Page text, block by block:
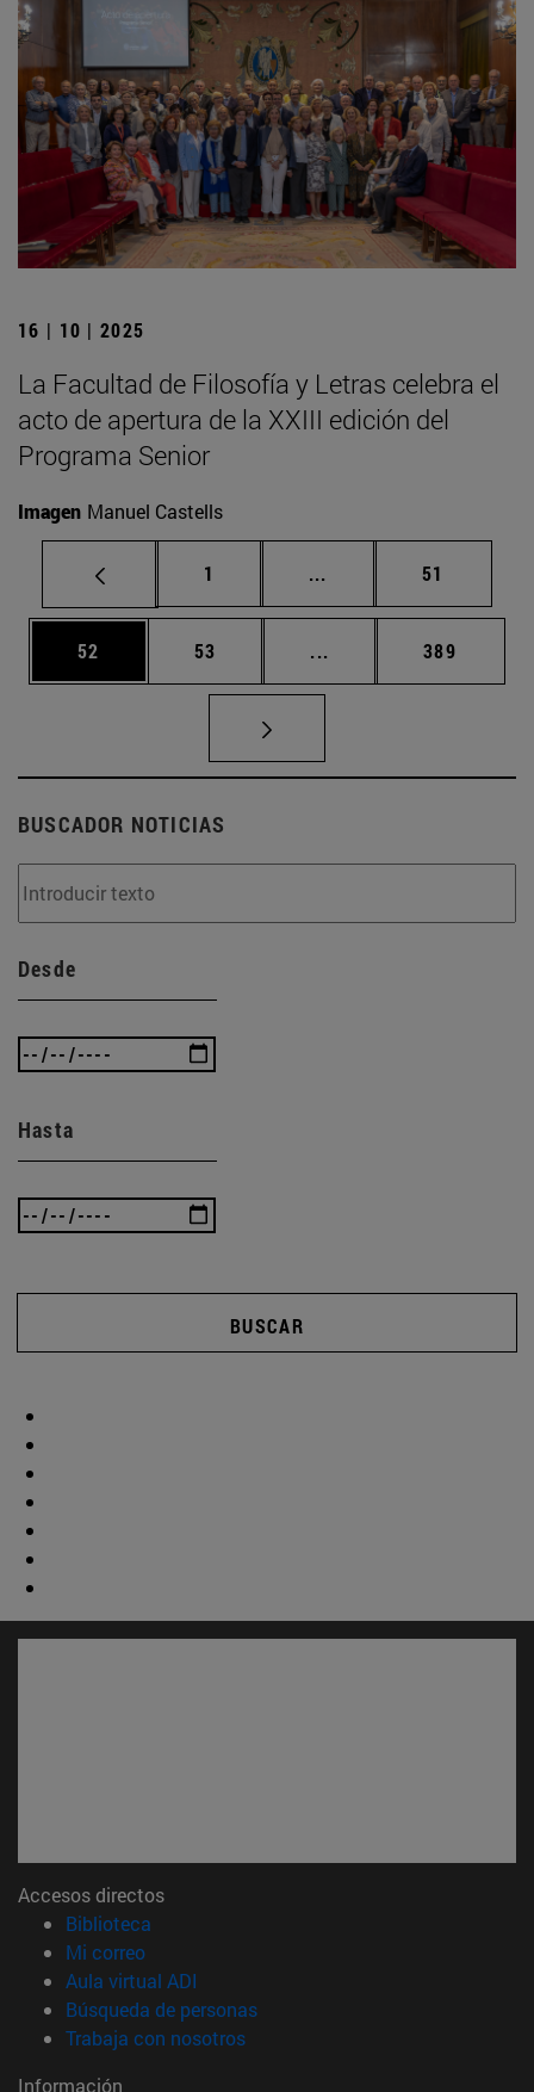
16 | 10 | 2025
La Facultad de Filosofía y Letras celebra el
acto de apertura de la XXIII edición del
Programa Senior
Imagen Manuel Castells
Página
1 ... Páginas intermedias
Página
51
Página
52 Página
53 ... Páginas intermedias
Página
389
BUSCADOR NOTICIAS
Desde
Hasta
BUSCAR
Accesos directos
Biblioteca
Mi correo(abre en nueva ventana)
Aula virtual ADI
Búsqueda de personas(abre en nueva ventana)
Trabaja con nosotros(abre en nueva ventana)
Información